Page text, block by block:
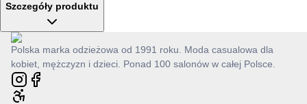
Szczegóły produktu
Polska marka odzieżowa od 1991 roku. Moda casualowa dla
kobiet, mężczyzn i dzieci. Ponad 100 salonów w całej Polsce.